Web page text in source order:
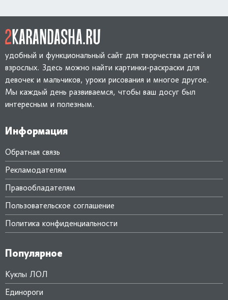
удобный и функциональный сайт для творчества детей и
взрослых. Здесь можно найти картинки-раскраски для
девочек и мальчиков, уроки рисования и многое другое.
Мы каждый день развиваемся, чтобы ваш досуг был
интересным и полезным.
Информация
Обратная связь
Рекламодателям
Правообладателям
Пользовательское соглашение
Политика конфиденциальности
Популярное
Куклы ЛОЛ
Единороги